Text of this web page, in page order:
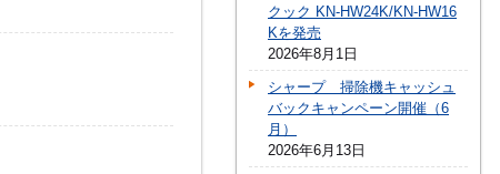
クック KN-HW24K/KN-HW16
Kを発売
2026年8月1日
シャープ 掃除機キャッシュ
バックキャンペーン開催（6
月）
2026年6月13日